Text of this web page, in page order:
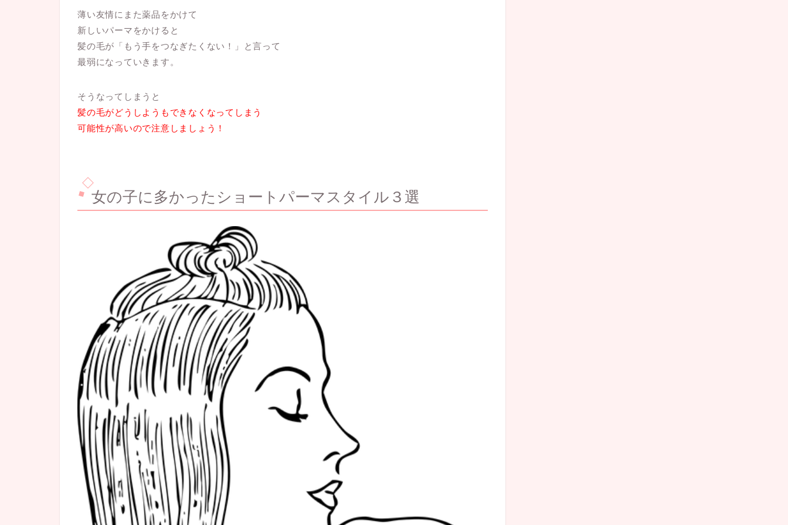
薄い友情にまた薬品をかけて
新しいパーマをかけると
髪の毛が「もう手をつなぎたくない！」と言って
最弱になっていきます。
そうなってしまうと
髪の毛がどうしようもできなくなってしまう
可能性が高いので注意しましょう！
女の子に多かったショートパーマスタイル３選